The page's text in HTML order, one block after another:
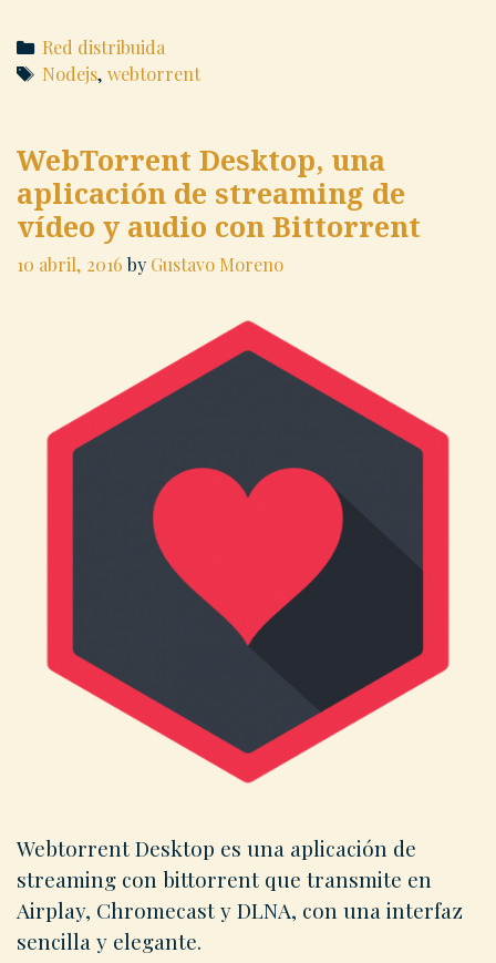
Categories
Red distribuida
Tags
Nodejs, webtorrent
WebTorrent Desktop, una
aplicación de streaming de
vídeo y audio con Bittorrent
10 abril, 2016 by Gustavo Moreno
Webtorrent Desktop es una aplicación de
streaming con bittorrent que transmite en
Airplay, Chromecast y DLNA, con una interfaz
sencilla y elegante.